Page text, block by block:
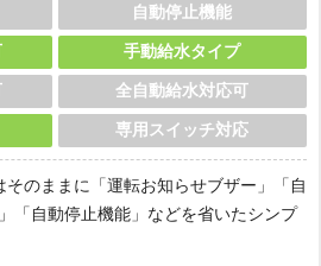
自動停止機能
手動給水タイプ
全自動給水対応可
専用スイッチ対応
そのままに「運転お知らせブザー」「自
「自動停止機能」などを省いたシンプ